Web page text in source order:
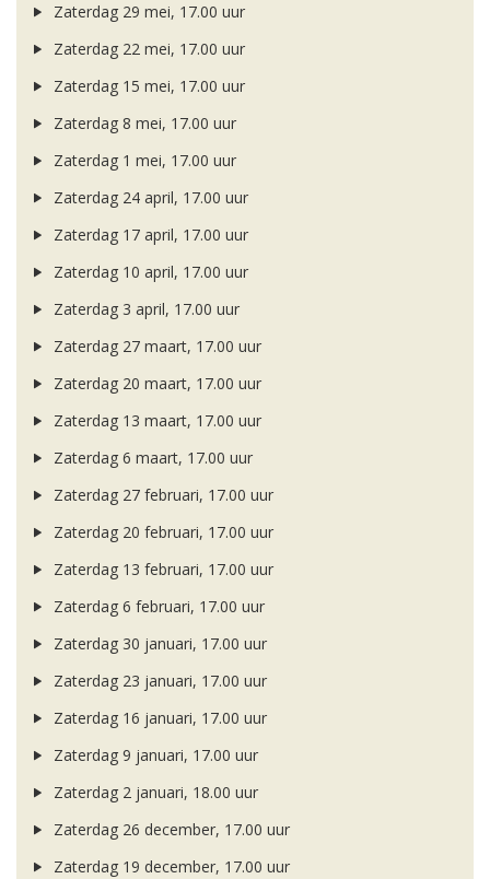
Zaterdag 29 mei, 17.00 uur
Zaterdag 22 mei, 17.00 uur
Zaterdag 15 mei, 17.00 uur
Zaterdag 8 mei, 17.00 uur
Zaterdag 1 mei, 17.00 uur
Zaterdag 24 april, 17.00 uur
Zaterdag 17 april, 17.00 uur
Zaterdag 10 april, 17.00 uur
Zaterdag 3 april, 17.00 uur
Zaterdag 27 maart, 17.00 uur
Zaterdag 20 maart, 17.00 uur
Zaterdag 13 maart, 17.00 uur
Zaterdag 6 maart, 17.00 uur
Zaterdag 27 februari, 17.00 uur
Zaterdag 20 februari, 17.00 uur
Zaterdag 13 februari, 17.00 uur
Zaterdag 6 februari, 17.00 uur
Zaterdag 30 januari, 17.00 uur
Zaterdag 23 januari, 17.00 uur
Zaterdag 16 januari, 17.00 uur
Zaterdag 9 januari, 17.00 uur
Zaterdag 2 januari, 18.00 uur
Zaterdag 26 december, 17.00 uur
Zaterdag 19 december, 17.00 uur